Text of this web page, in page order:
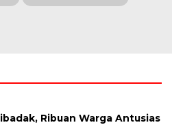
Ribuan Warga Antusias